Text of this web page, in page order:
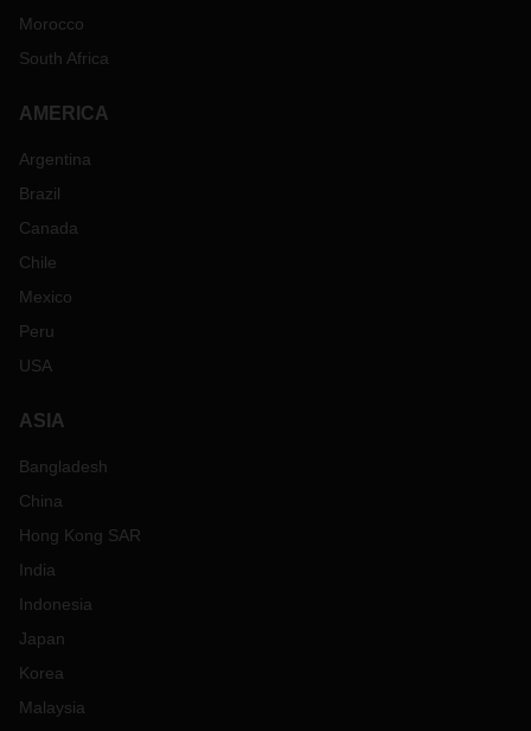
Morocco
South Africa
AMERICA
Argentina
Brazil
Canada
Chile
Mexico
Peru
USA
ASIA
Bangladesh
China
Hong Kong SAR
India
Indonesia
Japan
Korea
Malaysia